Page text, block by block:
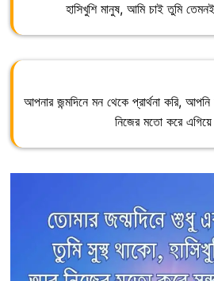
হাসিখুশি মানুষ, আমি চাই তুমি
আপনার জন্মদিনে মন থেকে প্রার্থনা করি,
নিজের মতো করে